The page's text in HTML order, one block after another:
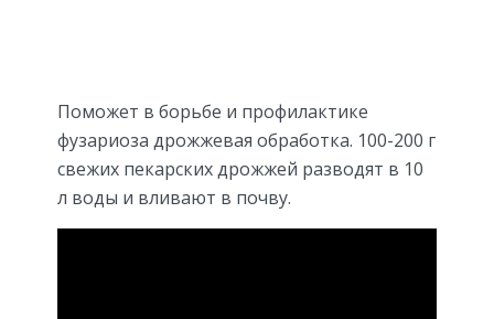
Поможет в борьбе и профилактике
фузариоза дрожжевая обработка. 100-200 г
свежих пекарских дрожжей разводят в 10
л воды и вливают в почву.